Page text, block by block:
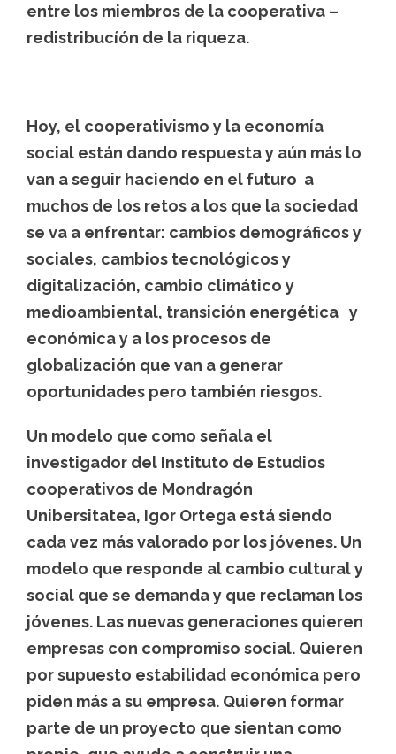
entre los miembros de la cooperativa –
redistribucíón de la riqueza.
Hoy, el cooperativismo y la economía
social están dando respuesta y aún más lo
van a seguir haciendo en el futuro a
muchos de los retos a los que la sociedad
se va a enfrentar: cambios demográficos y
sociales, cambios tecnológicos y
digitalización, cambio climático y
medioambiental, transición energética y
económica y a los procesos de
globalización que van a generar
oportunidades pero también riesgos.
Un modelo que como señala el
investigador del Instituto de Estudios
cooperativos de Mondragón
Unibersitatea, Igor Ortega está siendo
cada vez más valorado por los jóvenes. Un
modelo que responde al cambio cultural y
social que se demanda y que reclaman los
jóvenes. Las nuevas generaciones quieren
empresas con compromiso social. Quieren
por supuesto estabilidad económica pero
piden más a su empresa. Quieren formar
parte de un proyecto que sientan como